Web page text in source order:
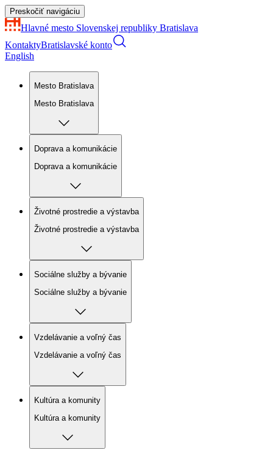
Preskočiť navigáciu
Hlavné mesto Slovenskej republiky Bratislava
KontaktyBratislavské konto
English
Mesto Bratislava
Mesto Bratislava
Doprava a komunikácie
Doprava a komunikácie
Životné prostredie a výstavba
Životné prostredie a výstavba
Sociálne služby a bývanie
Sociálne služby a bývanie
Vzdelávanie a voľný čas
Vzdelávanie a voľný čas
Kultúra a komunity
Kultúra a komunity